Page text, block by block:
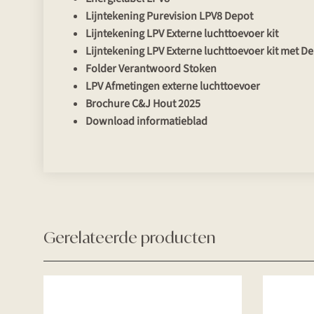
Lijntekening Purevision LPV8 Depot
Lijntekening LPV Externe luchttoevoer kit
Lijntekening LPV Externe luchttoevoer kit met
Folder Verantwoord Stoken
LPV Afmetingen externe luchttoevoer
Brochure C&J Hout 2025
Download informatieblad
Gerelateerde producten